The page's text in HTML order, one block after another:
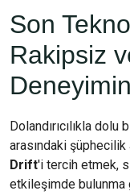
Son
Rakipsiz
Dolandırıcılıkla dolu
arasındaki şüphecilik
Drift'i tercih etmek,
etkileşimde bulunma